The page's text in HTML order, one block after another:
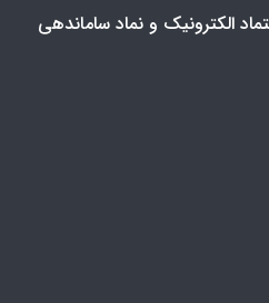
الکترونیک و نماد ساماندهی